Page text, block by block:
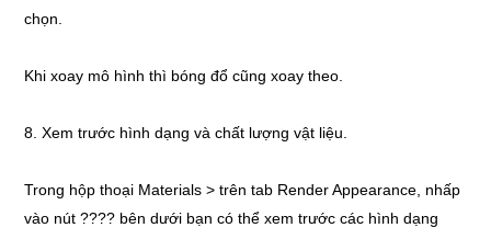
chọn.
Khi xoay mô hình thì bóng đổ cũng xoay theo.
8. Xem trước hình dạng và chất lượng vật liệu.
Trong hộp thoại Materials > trên tab Render Appearance, nhấp
vào nút ???? bên dưới bạn có thể xem trước các hình dạng